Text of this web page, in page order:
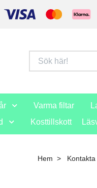
Varma filtar
Kosttillskott
Hem